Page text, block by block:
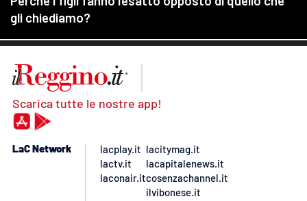
Scarica tutte le nostre app!
LaC Network
lacplay.it
lactv.it
laconair.it
lacitymag.it
lacapitalenews.it
cosenzachannel.it
ilvibonese.it